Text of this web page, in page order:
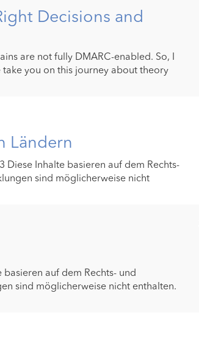
Decisions and
are not fully DMARC-enabled. So, I
you on this journey about theory
Ländern
Diese Inhalte basieren auf dem Rechts-
sind möglicherweise nicht
auf dem Rechts- und
sind möglicherweise nicht enthalten.